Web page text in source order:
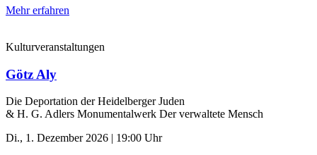
Mehr erfahren
Kulturveranstaltungen
Götz Aly
Die Deportation der ­Heidelberger Juden
& H. G. Adlers Monumentalwerk Der verwaltete Mensch
Di., 1. Dezember 2026 | 19:00 Uhr